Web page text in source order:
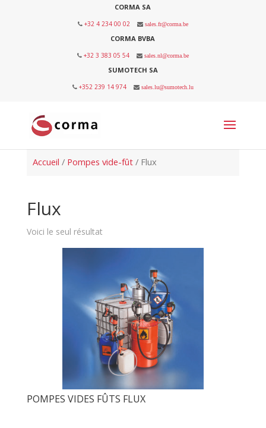
CORMA SA
+32 4 234 00 02 sales.fr@corma.be
CORMA BVBA
+32 3 383 05 54 sales.nl@corma.be
SUMOTECH SA
+352 239 14 974 sales.lu@sumotech.lu
Accueil / Pompes vide-fût/ Flux
Flux
Voici le seul résultat
POMPES VIDES FÛTS FLUX